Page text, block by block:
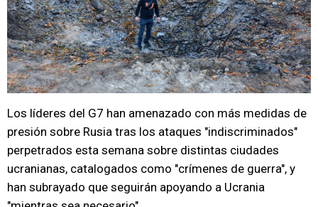
Los líderes del G7 han amenazado con más medidas de
presión sobre Rusia tras los ataques "indiscriminados"
perpetrados esta semana sobre distintas ciudades
ucranianas, catalogados como "crímenes de guerra", y
han subrayado que seguirán apoyando a Ucrania